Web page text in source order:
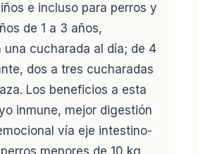
e incluso para perros y
de 1 a 3 años,
una cucharada al día; de 4
dos a tres cucharadas
Los beneficios a esta
inmune, mejor digestión
vía eje intestino-
menores de 10 kg,